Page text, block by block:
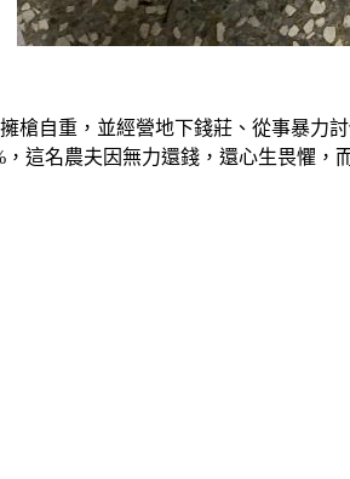
槍自重，並經營地下錢莊、從事暴力
，這名農夫因無力還錢，還心生畏懼，